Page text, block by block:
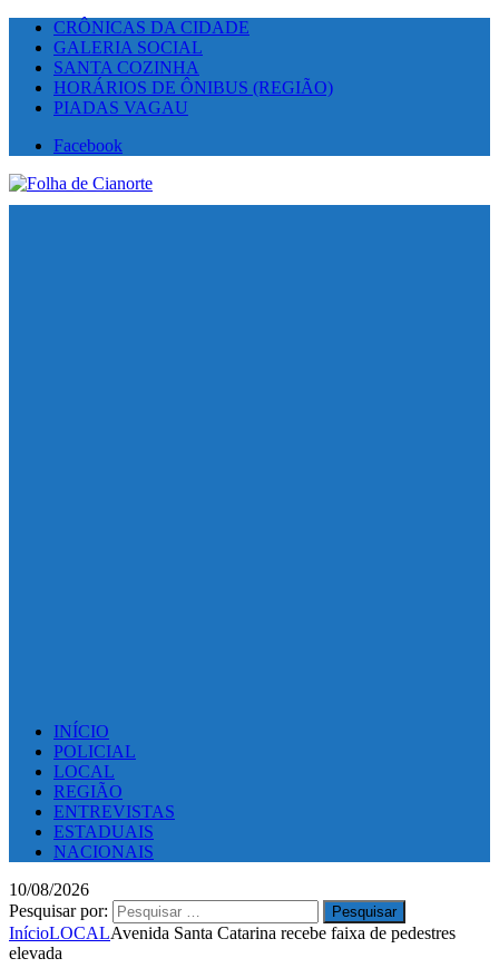
CRÔNICAS DA CIDADE
GALERIA SOCIAL
SANTA COZINHA
HORÁRIOS DE ÔNIBUS (REGIÃO)
PIADAS VAGAU
Facebook
INÍCIO
POLICIAL
LOCAL
REGIÃO
ENTREVISTAS
ESTADUAIS
NACIONAIS
10/08/2026
Pesquisar por:
InícioLOCALAvenida Santa Catarina recebe faixa de pedestres
elevada